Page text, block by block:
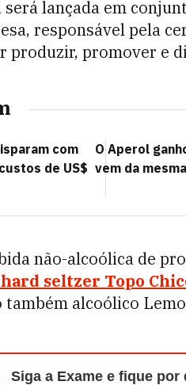
será lançada em
responsável pela
produzir, promover e
com
de US$
O Aperol
vem da
não-alcoólica de
seltzer Topo
também alcoólico
Siga a Exame e fique